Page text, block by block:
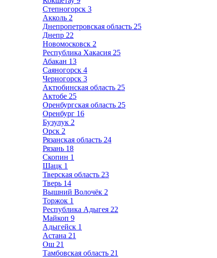
Степногорск 3
Акколь 2
Днепропетровская область 25
Днепр 22
Новомосковск 2
Республика Хакасия 25
Абакан 13
Саяногорск 4
Черногорск 3
Актюбинская область 25
Актобе 25
Оренбургская область 25
Оренбург 16
Бузулук 2
Орск 2
Рязанская область 24
Рязань 18
Скопин 1
Шацк 1
Тверская область 23
Тверь 14
Вышний Волочёк 2
Торжок 1
Республика Адыгея 22
Майкоп 9
Адыгейск 1
Астана 21
Ош 21
Тамбовская область 21